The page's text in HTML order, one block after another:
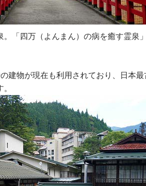
「四万（よんまん）の病を癒す霊泉
建物が現在も利用されており、日本